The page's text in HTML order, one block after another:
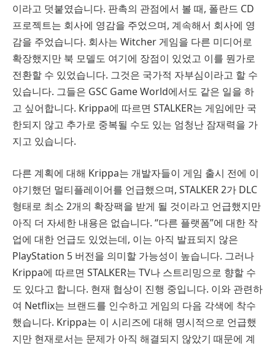
이라고 덧붙였습니다. 판촉의 관점에서 볼 때, 폴란드 CD
프로젝트는 회사에 영감을 주었으며, 계속해서 회사에 영
감을 주었습니다. 회사는 Witcher 게임을 다른 미디어로
확장했지만 북 모델도 여기에 장점이 있었고 이를 뭔가로
전환할 수 있었습니다. 그것은 국가적 자부심이라고 할 수
있습니다. 그들은 GSC Game World에서도 같은 일을 하
고 싶어합니다. Krippa에 따르면 STALKER는 게임에만 국
한되지 않고 추가로 중복될 수도 있는 엄청난 잠재력을 가
지고 있습니다.
다른 계획에 대해 Krippa는 개발자들이 게임 출시 전에 이
야기했던 멀티플레이어를 언급했으며, STALKER 2가 DLC
형태로 최소 2개의 확장팩을 받게 될 것이라고 언급했지만
아직 더 자세한 내용은 없습니다. “다른 플랫폼”에 대한 작
업에 대한 언급도 있었는데, 이는 아직 발표되지 않은
PlayStation 5 버전을 의미할 가능성이 높습니다. 그러나
Krippa에 따르면 STALKER는 TV나 스트리밍으로 향할 수
도 있다고 합니다. 현재 협상이 진행 중입니다. 이와 관련하
여 Netflix는 브랜드를 인수하고 게임의 다음 각색에 착수
했습니다. Krippa는 이 시리즈에 대해 명시적으로 언급했
지만 현재로서는 문제가 아직 해결되지 않았기 때문에 계